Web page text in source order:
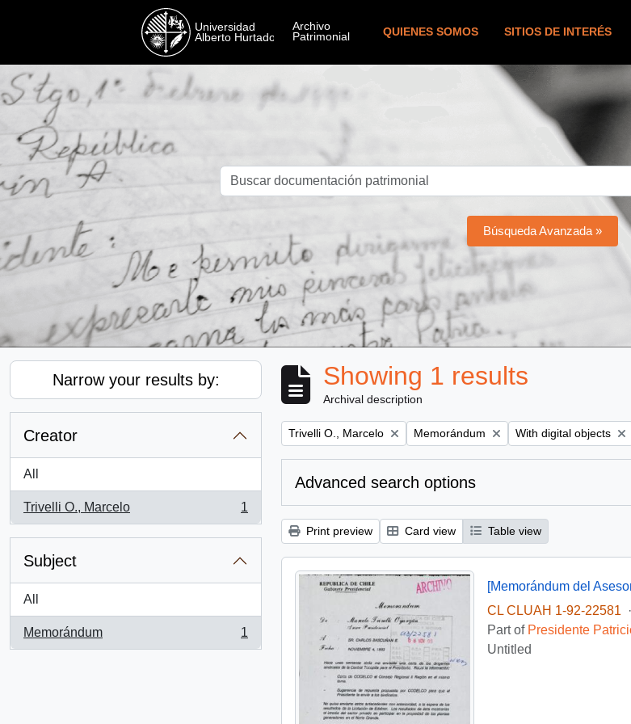
QUIENES SOMOS SITIOS DE INTERÉS
Búsqueda Avanzada »
Narrow your results by:
Creator
All
Trivelli O., Marcelo
, 1 results
1
Subject
All
Memorándum
, 1 results
1
Showing 1 results
Archival description
Remove filter:
Trivelli O., Marcelo Remove filter:
Memorándum Remove filter:
With digital objects
Advanced search options
Print preview Card view Table view
CL CLUAH 1-92-22581
·
Part of Presidente
Untitled